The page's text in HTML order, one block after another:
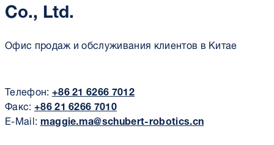
Co., Ltd.
Офис продаж и обслуживания клиентов в Китае
Телефон:+86 21 6266 7012
Факс:+86 21 6266 7010
E-Mail: maggie.ma@schubert-robotics.cn